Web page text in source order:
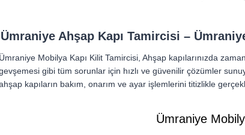
Ümraniye Ahşap Kapı Tamircisi –
Ümraniye Mobilya Kapı Kilit Tamircisi, Ahşap kapılarınızda
gibi tüm sorunlar için hızlı ve güvenilir çözümler
kapıların bakım, onarım ve ayar işlemlerini titizlikle
Ümraniye